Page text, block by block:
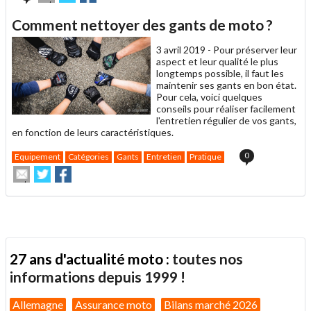
cet
à
un
ami
sur sur
Comment nettoyer des gants de moto ?
3 avril 2019 - Pour préserver leur
aspect et leur qualité le plus
longtemps possible, il faut les
maintenir ses gants en bon état.
Pour cela, voici quelques
conseils pour réaliser facilement
l'entretien régulier de vos gants,
en fonction de leurs caractéristiques.
Equipement Catégories Gants Entretien Pratique 0
Envoyer
cet
article
Partager
sur
Twitter
sur
Facebook
27 ans d'actualité moto : toutes nos
informations depuis 1999 !
Allemagne Assurance moto Bilans marché 2026